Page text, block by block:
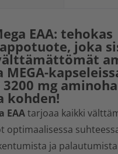
EAA: tehokas
joka
MEGA-
mg
kohden!
EAAtarjoaa kaikki
optimaalisessa
ja